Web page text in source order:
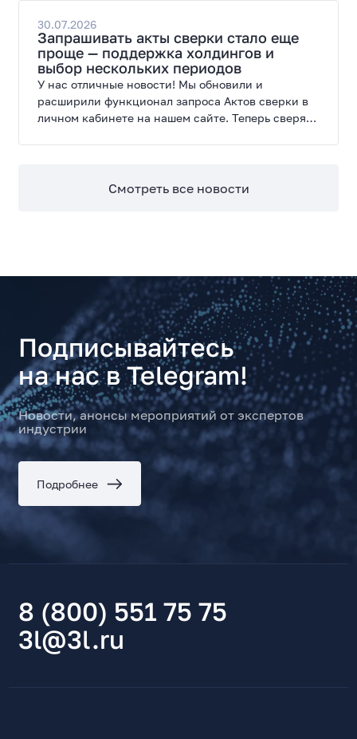
30.07.2026
Запрашивать акты сверки стало еще
проще — поддержка холдингов и
выбор нескольких периодов
У нас отличные новости! Мы обновили и
расширили функционал запроса Актов сверки в
личном кабинете на нашем сайте. Теперь сверять
Смотреть все новости
Подписывайтесь
на нас в Telegram!
Новости, анонсы мероприятий от экспертов
индустрии
Подробнее
8 (800) 551 75 75
3l@3l.ru